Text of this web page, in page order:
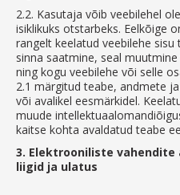
2.2. Kasutaja võib veebilehel
isiklikuks otstarbeks. Eelkõige
rangelt keelatud veebilehe
sinna saatmine, seal
ning kogu veebilehe või selle
2.1 märgitud teabe, andmete
või avalikel eesmärkidel.
muude
kaitse kohta avaldatud teabe
3. Elektrooniliste
liigid ja ulatus